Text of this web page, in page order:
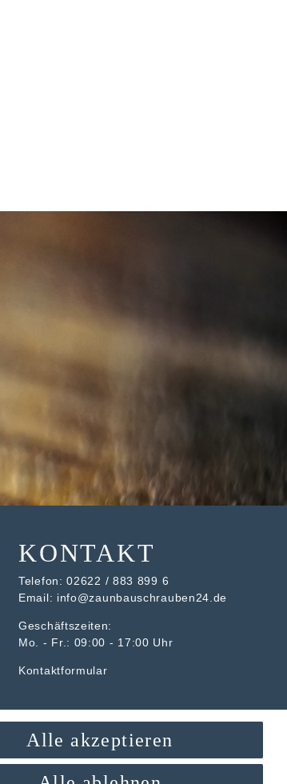
KONTAKT
Telefon:02622 / 883 899 6
Email: info@zaunbauschrauben24.de
Geschäftszeiten:
Mo. - Fr.: 09:00 - 17:00 Uhr
Kontaktformular
Alle akzeptieren